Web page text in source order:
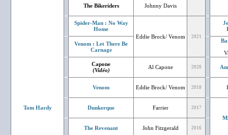
Tom Hardy
The Bikeriders Johnny Davis
Spider-Man : No Way
Home
Eddie Brock/ Venom
2021
Venom : Let There Be
Carnage
Capone
(Vidéo)
Al Capone 2020
Venom Eddie Brock/ Venom 2018
Dunkerque Farrier 2017
The Revenant
John Fitzgerald 2016